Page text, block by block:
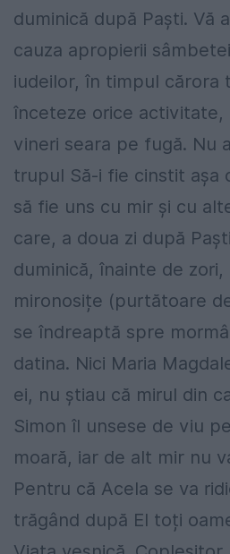
duminică după Paști. Vă
cauza apropierii
iudeilor, în timpul cărora
înceteze orice activitate,
vineri seara pe fugă. Nu
trupul Să-i fie cinstit așa
să fie uns cu mir și cu
care, a doua zi după
duminică, înainte de
mironosițe (purtătoare
se îndreaptă spre
datina. Nici Maria
ei, nu știau că mirul din
Simon îl unsese de viu
moară, iar de alt mir nu
Pentru că Acela se va
trăgând după El toți